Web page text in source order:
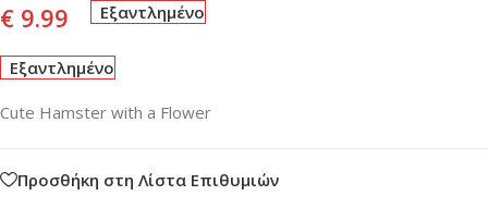
€ 9.99 Εξαντλημένο
Εξαντλημένο
Cute Hamster with a Flower
Προσθήκη στη Λίστα Επιθυμιών